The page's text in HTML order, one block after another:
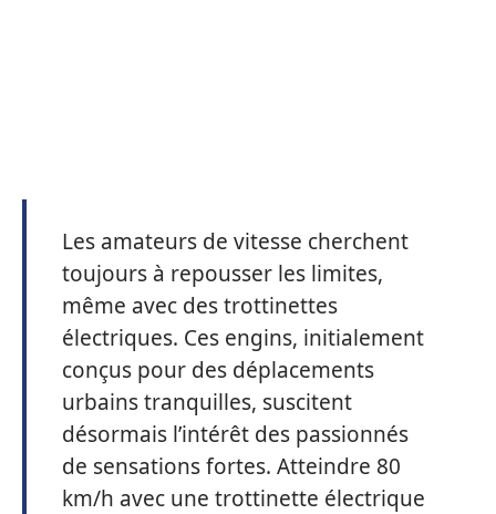
Les amateurs de vitesse cherchent
toujours à repousser les limites,
même avec des trottinettes
électriques. Ces engins, initialement
conçus pour des déplacements
urbains tranquilles, suscitent
désormais l’intérêt des passionnés
de sensations fortes. Atteindre 80
km/h avec une trottinette électrique